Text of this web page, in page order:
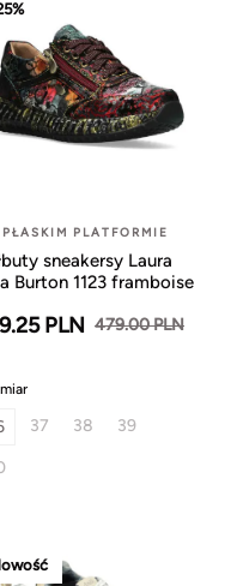
PLATFORMIE
sneakersy Laura
Burton 1123 framboise
PLN 479.00 PLN
37 38 39